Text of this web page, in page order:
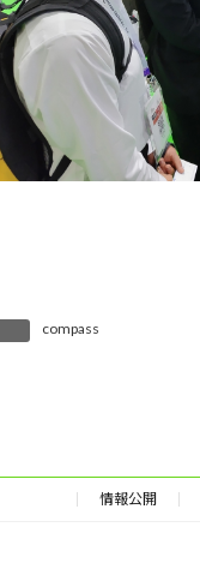
compass
情報公開